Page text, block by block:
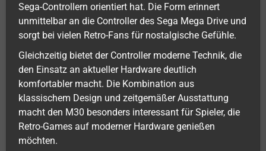
Sega-Controllern orientiert hat. Die Form erinnert
unmittelbar an die Controller des Sega Mega Drive und
sorgt bei vielen Retro-Fans für nostalgische Gefühle.
Gleichzeitig bietet der Controller moderne Technik, die
den Einsatz an aktueller Hardware deutlich
komfortabler macht. Die Kombination aus
klassischem Design und zeitgemäßer Ausstattung
macht den M30 besonders interessant für Spieler, die
Retro-Games auf moderner Hardware genießen
möchten.